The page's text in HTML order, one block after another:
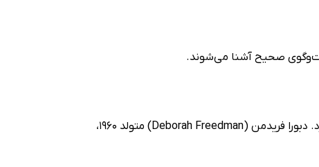
نویسنده کتاب پیش رو یک معمار است که دستی در تصویرگری و نویسندگی دارد. دبورا فریدمن (Deborah Freedman) متولد 1960،